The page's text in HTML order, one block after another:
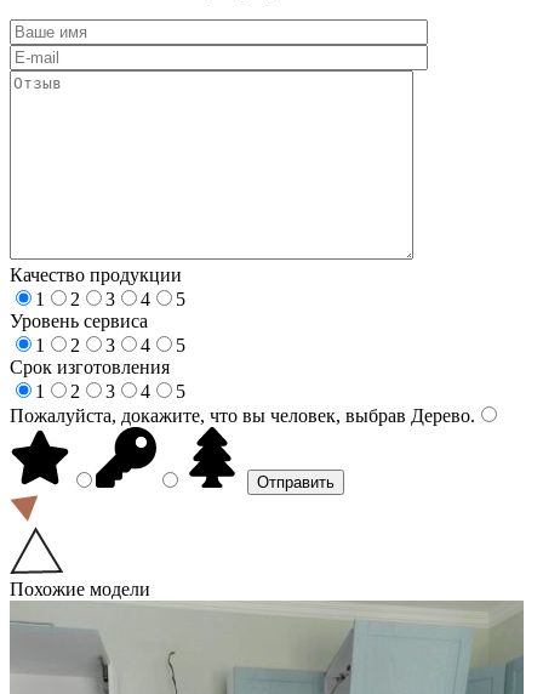
Качество продукции
1
2 3 4
5
Уровень сервиса
1
2 3 4
5
Срок изготовления
1
2 3 4
5
Пожалуйста, докажите, что вы человек, выбрав Дерево.
Похожие модели